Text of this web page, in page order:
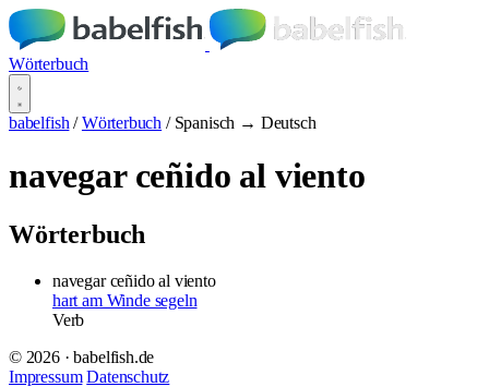
Wörterbuch
babelfish / Wörterbuch / Spanisch → Deutsch
navegar ceñido al viento
Wörterbuch
navegar ceñido al viento
hart am Winde segeln
Verb
© 2026 · babelfish.de
Impressum Datenschutz